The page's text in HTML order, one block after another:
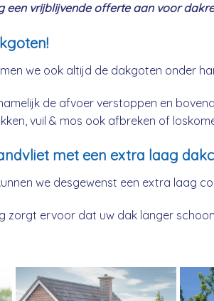
vrijblijvende offerte aan voor
we ook altijd de dakgoten onder
de afvoer verstoppen en
vuil & mos ook afbreken of
met een extra laag
we desgewenst een extra laag
zorgt ervoor dat uw dak langer